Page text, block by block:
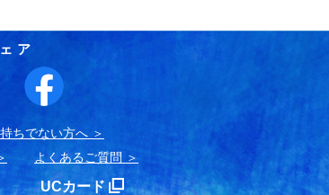
ア
ちでない⽅へ
よくあるご質問
UCカード